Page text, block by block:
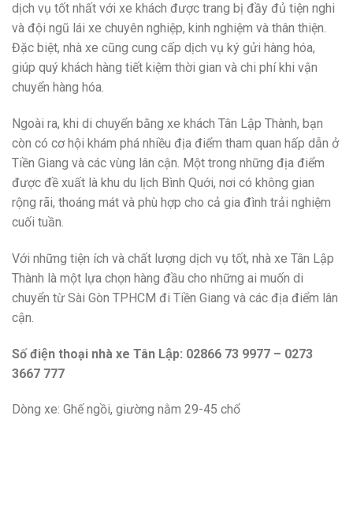
dịch vụ tốt nhất với xe khách được trang bị đầy đủ tiện nghi
và đội ngũ lái xe chuyên nghiệp, kinh nghiệm và thân thiện.
Đặc biệt, nhà xe cũng cung cấp dịch vụ ký gửi hàng hóa,
giúp quý khách hàng tiết kiệm thời gian và chi phí khi vận
chuyển hàng hóa.
Ngoài ra, khi di chuyển bằng xe khách Tân Lập Thành, bạn
còn có cơ hội khám phá nhiều địa điểm tham quan hấp dẫn ở
Tiền Giang và các vùng lân cận. Một trong những địa điểm
được đề xuất là khu du lịch Bình Quới, nơi có không gian
rộng rãi, thoáng mát và phù hợp cho cả gia đình trải nghiệm
cuối tuần.
Với những tiện ích và chất lượng dịch vụ tốt, nhà xe Tân Lập
Thành là một lựa chọn hàng đầu cho những ai muốn di
chuyển từ Sài Gòn TPHCM đi Tiền Giang và các địa điểm lân
cận.
Số điện thoại nhà xe Tân Lập: 02866 73 9977 – 0273
3667 777
Dòng xe: Ghế ngồi, giường nằm 29-45 chổ